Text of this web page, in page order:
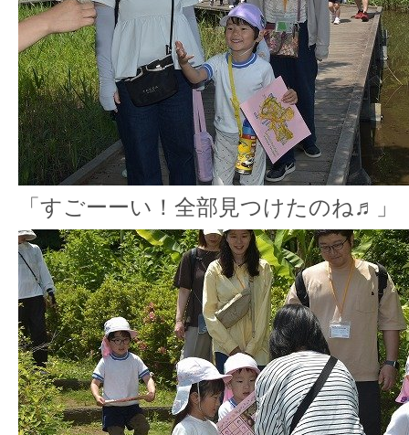
「すごーーい！全部見つけたのね♬」